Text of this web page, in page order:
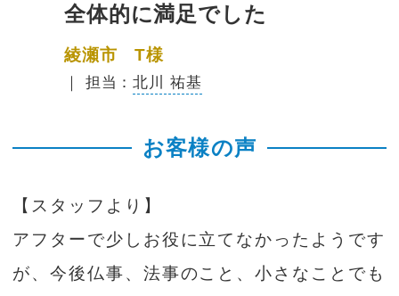
全体的に満足でした
綾瀬市 T様
｜ 担当：北川 祐基
お客様の声
【スタッフより】
アフターで少しお役に立てなかったようです
が、今後仏事、法事のこと、小さなことでも